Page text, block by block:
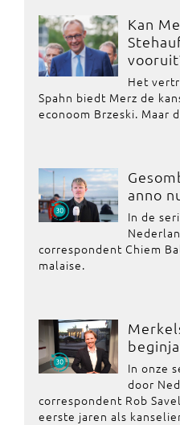
Kan
Het
Spahn biedt Merz de
econoom Brzeski. Maar
anno
In de
correspondent Chiem
malaise.
In onze
door
correspondent Rob
eerste jaren als